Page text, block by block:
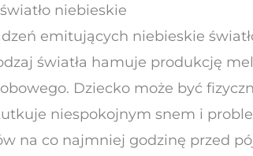
niebieskie
emitujących niebieskie
światła hamuje produkcję
Dziecko może być
niespokojnym snem i
na co najmniej godzinę przed